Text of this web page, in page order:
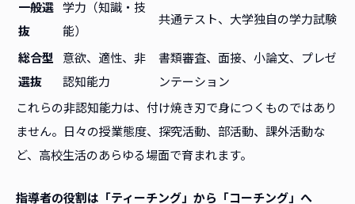
一般選
抜
学力（知識・技
能）
共通テスト、大学独自の学力試験
総合型
選抜
意欲、適性、非
認知能力
書類審査、面接、小論文、プレゼ
ンテーション
これらの非認知能力は、付け焼き刃で身につくものではあり
ません。日々の授業態度、探究活動、部活動、課外活動な
ど、高校生活のあらゆる場面で育まれます。
指導者の役割は「ティーチング」から「コーチング」へ